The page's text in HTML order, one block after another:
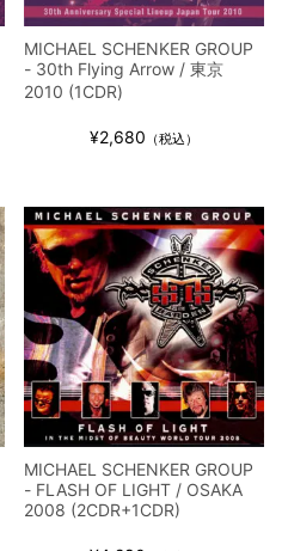
MICHAEL SCHENKER GROUP
- 30th Flying Arrow / 東京
2010 (1CDR)
¥2,680 （税込）
MICHAEL SCHENKER GROUP
- FLASH OF LIGHT / OSAKA
2008 (2CDR+1CDR)